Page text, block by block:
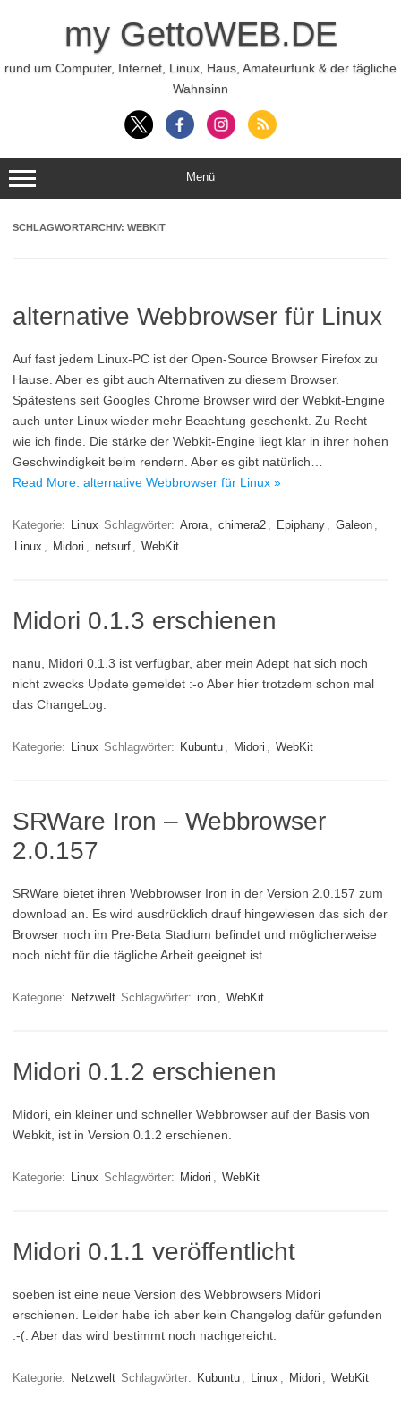
my GettoWEB.DE
rund um Computer, Internet, Linux, Haus, Amateurfunk & der tägliche
Wahnsinn
Menü
SCHLAGWORTARCHIV: WEBKIT
alternative Webbrowser für Linux
Auf fast jedem Linux-PC ist der Open-Source Browser Firefox zu
Hause. Aber es gibt auch Alternativen zu diesem Browser.
Spätestens seit Googles Chrome Browser wird der Webkit-Engine
auch unter Linux wieder mehr Beachtung geschenkt. Zu Recht
wie ich finde. Die stärke der Webkit-Engine liegt klar in ihrer hohen
Geschwindigkeit beim rendern. Aber es gibt natürlich…
Read More: alternative Webbrowser für Linux »
Kategorie: Linux Schlagwörter: Arora , chimera2 , Epiphany , Galeon ,
Linux , Midori , netsurf , WebKit
Midori 0.1.3 erschienen
nanu, Midori 0.1.3 ist verfügbar, aber mein Adept hat sich noch
nicht zwecks Update gemeldet :-o Aber hier trotzdem schon mal
das ChangeLog:
Kategorie: Linux Schlagwörter: Kubuntu , Midori , WebKit
SRWare Iron – Webbrowser
2.0.157
SRWare bietet ihren Webbrowser Iron in der Version 2.0.157 zum
download an. Es wird ausdrücklich drauf hingewiesen das sich der
Browser noch im Pre-Beta Stadium befindet und möglicherweise
noch nicht für die tägliche Arbeit geeignet ist.
Kategorie: Netzwelt Schlagwörter: iron , WebKit
Midori 0.1.2 erschienen
Midori, ein kleiner und schneller Webbrowser auf der Basis von
Webkit, ist in Version 0.1.2 erschienen.
Kategorie: Linux Schlagwörter: Midori , WebKit
Midori 0.1.1 veröffentlicht
soeben ist eine neue Version des Webbrowsers Midori
erschienen. Leider habe ich aber kein Changelog dafür gefunden
:-(. Aber das wird bestimmt noch nachgereicht.
Kategorie: Netzwelt Schlagwörter: Kubuntu , Linux , Midori , WebKit